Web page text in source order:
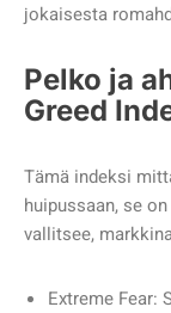
jokaisesta
Pelko ja
Greed
Tämä indeksi
huipussaan, se
vallitsee,
Extreme Fear: